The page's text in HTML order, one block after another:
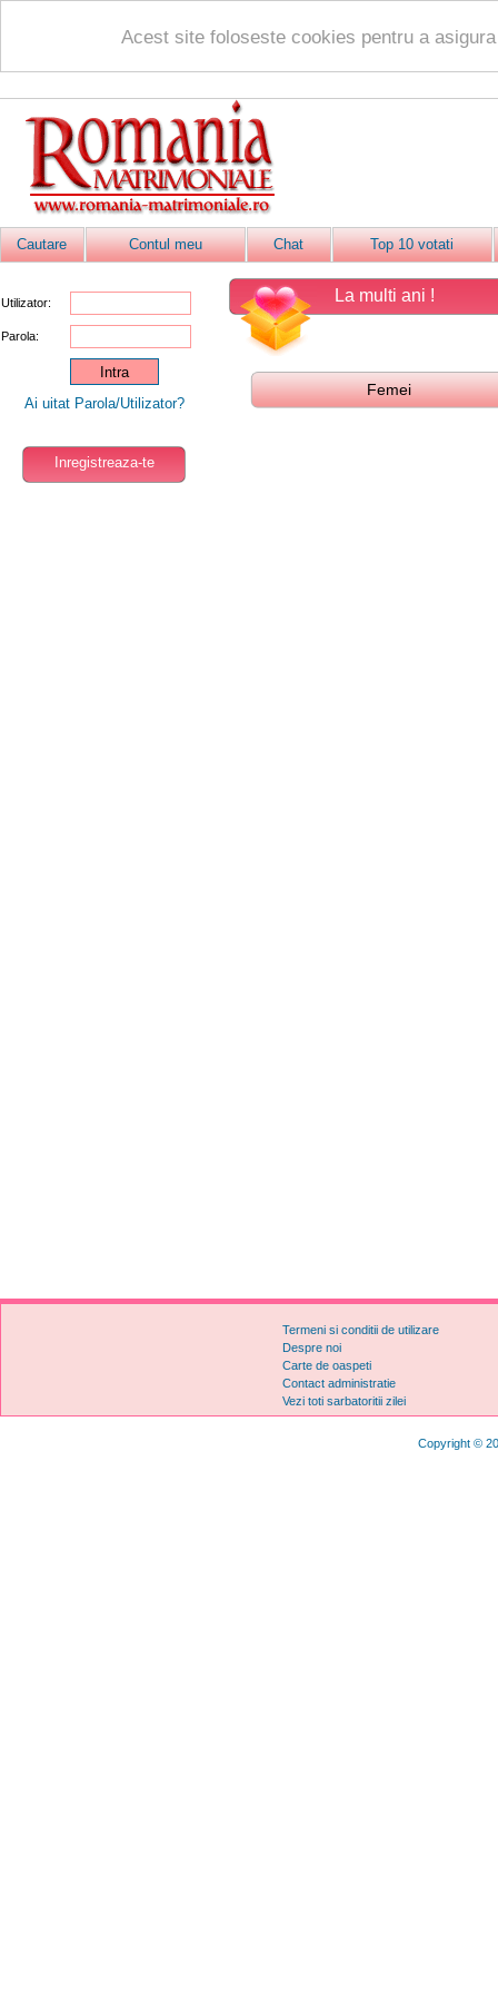
Acest site foloseste cookies pentru a
Cautare Contul meu Chat Top 10 votati
Utilizator:
Parola:
Ai uitat Parola/Utilizator?
Inregistreaza-te
La multi ani !
Femei
Termeni si conditii de utilizare
Despre noi
Carte de oaspeti
Contact administratie
Vezi toti sarbatoritii zilei
Copyright ©